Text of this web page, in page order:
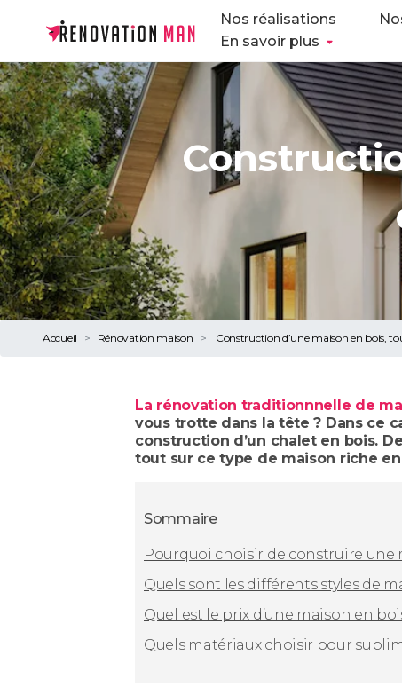
Nos réalisations
En savoir plus
Accueil Rénovation maison Construction d’une maison en bois,
La rénovation traditionnnelle de
vous trotte dans la tête ? Dans ce
construction d’un chalet en bois.
tout sur ce type de maison riche
Sommaire
Pourquoi choisir de construire une
Quels sont les différents styles de
Quel est le prix d’une maison en
Quels matériaux choisir pour